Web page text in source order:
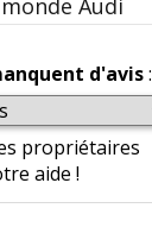
Audi
d'avis:
propriétaires
aide !